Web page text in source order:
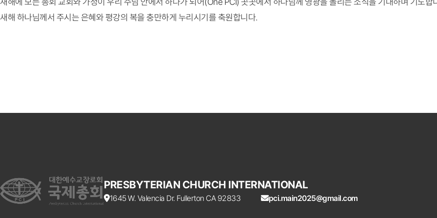
새해 하나님께서 주시는 은혜와 평강의 복을 충만하게 누리시기를 축원합니다.
PRESBYTERIAN CHURCH INTERNATIONAL
1645 W. Valencia Dr. Fullerton CA 92833 pci.main2025@gmail.com